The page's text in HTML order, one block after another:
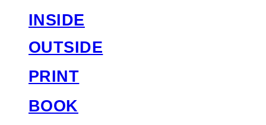
INSIDE
OUTSIDE
PRINT
BOOK